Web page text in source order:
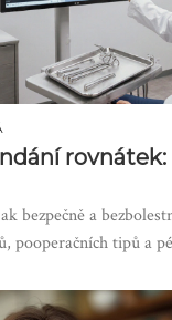
rovnátek:
bezpečně a
pooperačních tipů a